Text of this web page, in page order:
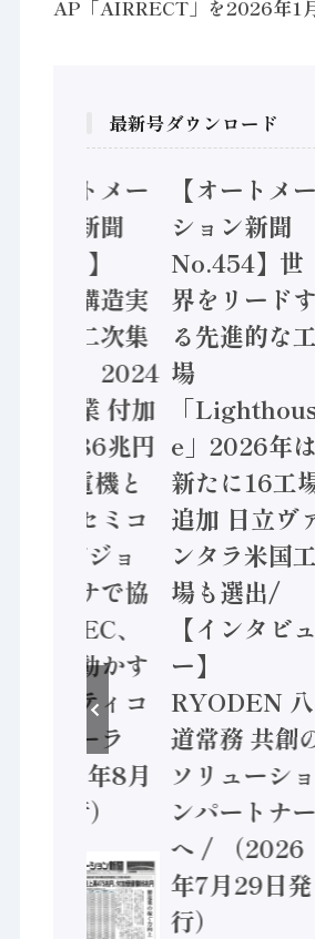
AP「AIRRECT」を2026年1
最新号ダウンロード
【オートメー
ション新聞
No.455】
「経済構造実
態調査二次集
計結果」2024
年製造業 付加
価値額86兆円
/ 三菱電機と
ソニーセミコ
ン AIビジョ
ンセンサで協
業 / IDEC、
安全に動かす
セーフティコ
ントローラ
（2026年8月
5日発行）
【オートメー
ション新聞
No.454】世
界をリードす
る先進的な工
場
「
e」2026年は
新たに16工
追加 日立ヴ
ンタラ米国工
場も選出/
【インタビュ
ー】
RYODEN 八
道常務 共創
ソリューショ
ンパートナー
へ / （2026
年7月29日発
行）